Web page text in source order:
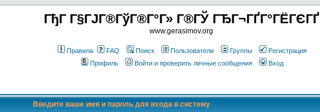
ГђГ Г§ГЈГ®ГўГ®Г°Г» Г®ГЎ ГЂГ¬ГҐГ°ГЁГЄГҐ
www.gerasimov.org
Правила FAQ Поиск Пользователи Группы
Регистрация
Профиль
Войти и проверить личные сообщения Вход
Введите ваше имя и пароль для входа в систему